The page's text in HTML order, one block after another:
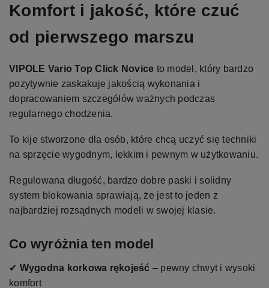
Komfort i jakość, które czuć
od pierwszego marszu
VIPOLE Vario Top Click Novice to model, który bardzo
pozytywnie zaskakuje jakością wykonania i
dopracowaniem szczegółów ważnych podczas
regularnego chodzenia.
To kije stworzone dla osób, które chcą uczyć się techniki
na sprzęcie wygodnym, lekkim i pewnym w użytkowaniu.
Regulowana długość, bardzo dobre paski i solidny
system blokowania sprawiają, że jest to jeden z
najbardziej rozsądnych modeli w swojej klasie.
Co wyróżnia ten model
✔ Wygodna korkowa rękojeść – pewny chwyt i wysoki
komfort